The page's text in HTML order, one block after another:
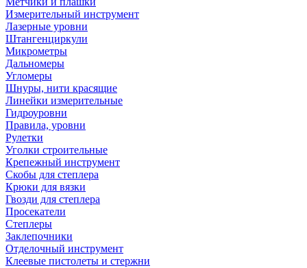
Измерительный инструмент
Лазерные уровни
Штангенциркули
Микрометры
Дальномеры
Угломеры
Шнуры, нити красящие
Линейки измерительные
Гидроуровни
Правила, уровни
Рулетки
Уголки строительные
Крепежный инструмент
Скобы для степлера
Крюки для вязки
Гвозди для степлера
Просекатели
Степлеры
Заклепочники
Отделочный инструмент
Клеевые пистолеты и стержни